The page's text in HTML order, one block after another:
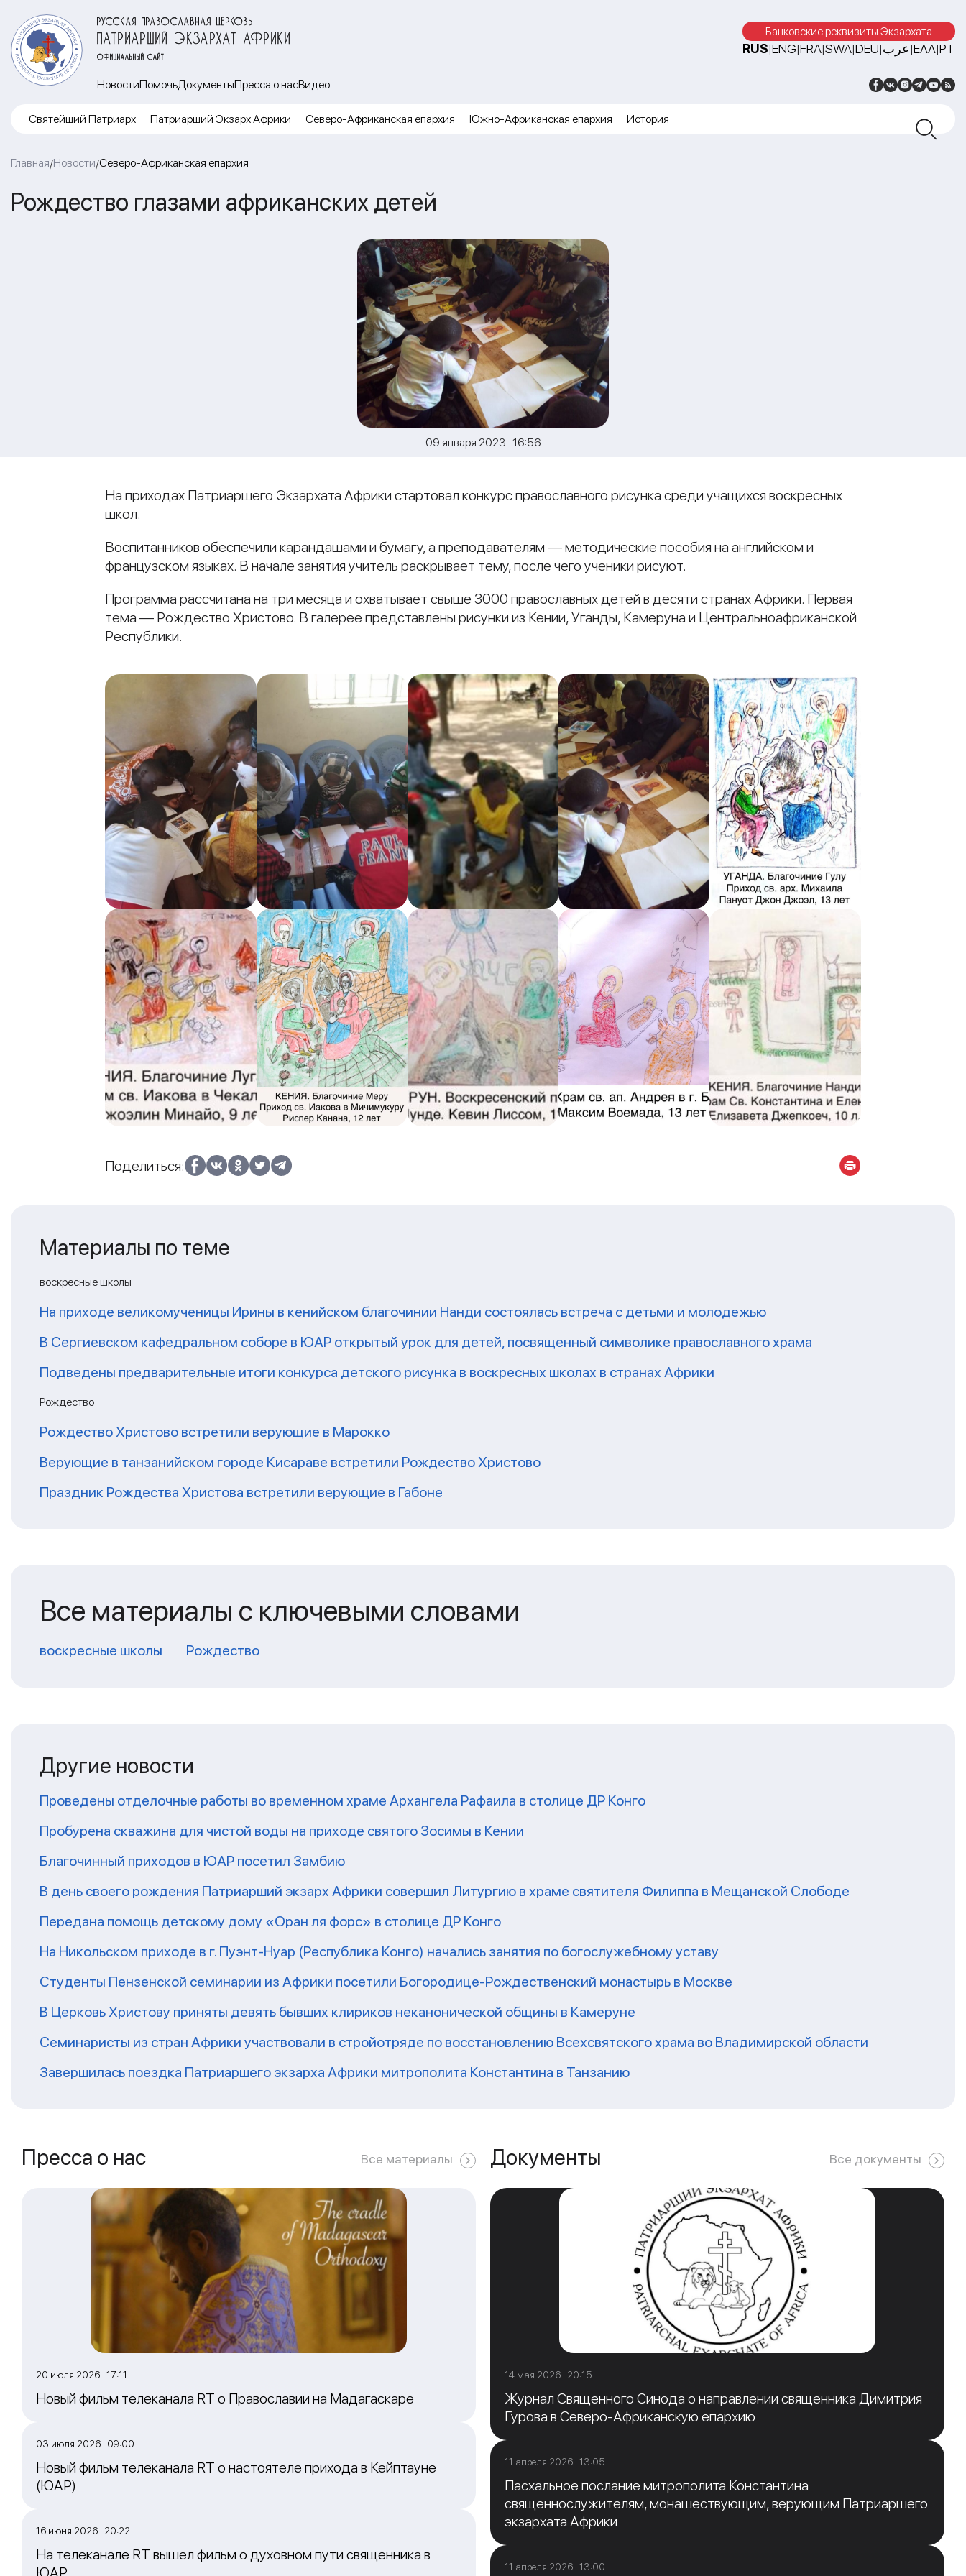
РУССКАЯ ПРАВОСЛАВНАЯ ЦЕРКОВЬ
ПАТРИАРШИЙ ЭКЗАРХАТ АФРИКИ
ОФИЦИАЛЬНЫЙ САЙТ
Банковские реквизиты Экзархата
RUS|ENG|FRA|SWA|DEU|عرب|ΕΛΛ|PT
НовостиПомочьДокументыПресса о насВидео
Cвятейший Патриарх Патриарший Экзарх Африки Северо-Африканская епархия Южно-Африканская епархия История
Главная/Новости/Северо-Африканская епархия
Рождество глазами африканских детей
09 января 2023 16:56
На приходах Патриаршего Экзархата Африки стартовал конкурс православного рисунка среди учащихся воскресных
школ.
Воспитанников обеспечили карандашами и бумагу, а преподавателям — методические пособия на английском и
французском языках. В начале занятия учитель раскрывает тему, после чего ученики рисуют.
Программа рассчитана на три месяца и охватывает свыше 3000 православных детей в десяти странах Африки. Первая
тема — Рождество Христово. В галерее представлены рисунки из Кении, Уганды, Камеруна и Центральноафриканской
Республики.
Поделиться:
Материалы по теме
воскресные школы
На приходе великомученицы Ирины в кенийском благочинии Нанди состоялась встреча с детьми и молодежью
В Сергиевском кафедральном соборе в ЮАР открытый урок для детей, посвященный символике православного храма
Подведены предварительные итоги конкурса детского рисунка в воскресных школах в странах Африки
Рождество
Рождество Христово встретили верующие в Марокко
Верующие в танзанийском городе Кисараве встретили Рождество Христово
Праздник Рождества Христова встретили верующие в Габоне
Все материалы с ключевыми словами
воскресные школы - Рождество
Другие новости
Проведены отделочные работы во временном храме Архангела Рафаила в столице ДР Конго
Пробурена скважина для чистой воды на приходе святого Зосимы в Кении
Благочинный приходов в ЮАР посетил Замбию
В день своего рождения Патриарший экзарх Африки совершил Литургию в храме святителя Филиппа в Мещанской Слободе
Передана помощь детскому дому «Оран ля форс» в столице ДР Конго
На Никольском приходе в г. Пуэнт-Нуар (Республика Конго) начались занятия по богослужебному уставу
Студенты Пензенской семинарии из Африки посетили Богородице-Рождественский монастырь в Москве
В Церковь Христову приняты девять бывших клириков неканонической общины в Камеруне
Семинаристы из стран Африки участвовали в стройотряде по восстановлению Всехсвятского храма во Владимирской области
Завершилась поездка Патриаршего экзарха Африки митрополита Константина в Танзанию
Пресса о нас Все материалы
20 июля 2026 17:11
Новый фильм телеканала RT о Православии на Мадагаскаре
03 июля 2026 09:00
Новый фильм телеканала RT о настоятеле прихода в Кейптауне
(ЮАР)
16 июня 2026 20:22
На телеканале RT вышел фильм о духовном пути священника в
Документы Все документы
14 мая 2026 20:15
Журнал Священного Синода о направлении священника Димитрия
Гурова в Северо-Африканскую епархию
11 апреля 2026 13:05
Пасхальное послание митрополита Константина
священнослужителям, монашествующим, верующим Патриаршего
экзархата Африки
11 апреля 2026 13:00